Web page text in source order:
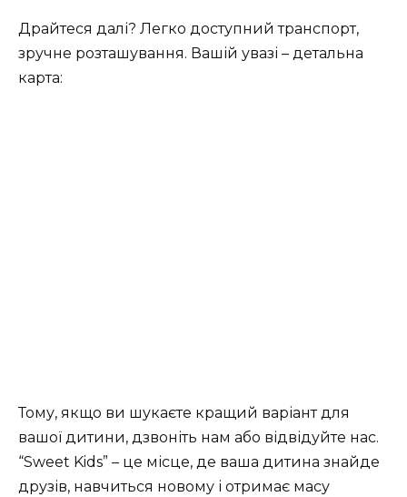
Драйтеся далі? Легко доступний транспорт,
зручне розташування. Вашій увазі – детальна
карта:
Тому, якщо ви шукаєте кращий варіант для
вашої дитини, дзвоніть нам або відвідуйте нас.
“Sweet Kids” – це місце, де ваша дитина знайде
друзів, навчиться новому і отримає масу